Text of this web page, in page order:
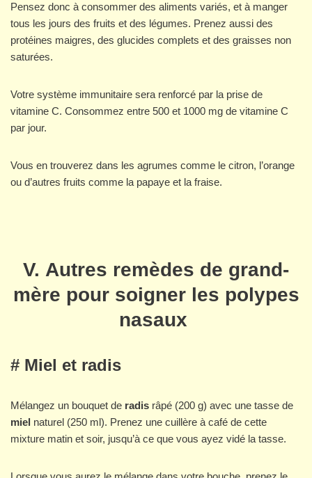
Pensez donc à consommer des aliments variés, et à manger
tous les jours des fruits et des légumes. Prenez aussi des
protéines maigres, des glucides complets et des graisses non
saturées.
Votre système immunitaire sera renforcé par la prise de
vitamine C. Consommez entre 500 et 1000 mg de vitamine C
par jour.
Vous en trouverez dans les agrumes comme le citron, l’orange
ou d’autres fruits comme la papaye et la fraise.
V. Autres remèdes de grand-
mère pour soigner les polypes
nasaux
# Miel et radis
Mélangez un bouquet de radis râpé (200 g) avec une tasse de
miel naturel (250 ml). Prenez une cuillère à café de cette
mixture matin et soir, jusqu’à ce que vous ayez vidé la tasse.